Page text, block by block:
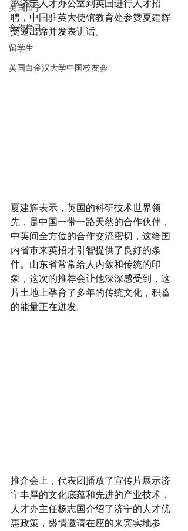
英国留学
合作栏目
留学生
英国白金汉大学中国校友会
率济宁人才办公室到英国进行人才招
聘，中国驻英大使馆教育处参赞夏建辉
受邀出席并发表讲话。
夏建辉表示，英国的科研技术世界领
先，是中国一带一路天然的合作伙伴，
中英间全方位的合作交流密切，这给国
内省市来英招才引智提供了良好的条
件。山东省常常给人内敛和传统的印
象，这次的推荐会让他深深感受到，这
片土地上孕育了多年的传统文化，积蓄
的能量正在迸发。
推介会上，代表团播放了宣传片展示济
宁丰厚的文化底蕴和先进的产业技术，
人才办主任杨志国介绍了济宁的人才优
惠政策，盛情邀请在座的来宾实地参